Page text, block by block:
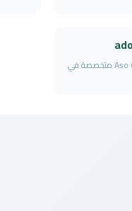
مدونة أسوو قووود Aso Good متخصصة في